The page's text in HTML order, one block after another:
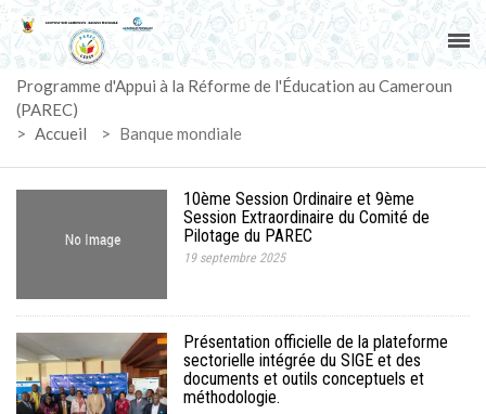
ACCUEIL
PAREC
ACTUALITÉS
DOCUMENTS
MARCHÉS
Programme d'Appui à la Réforme de l'Éducation au Cameroun
(PAREC)
> Accueil > Banque mondiale
10ème Session Ordinaire et 9ème
Session Extraordinaire du Comité de
Pilotage du PAREC
19 septembre 2025
Présentation officielle de la plateforme
sectorielle intégrée du SIGE et des
documents et outils conceptuels et
méthodologie.